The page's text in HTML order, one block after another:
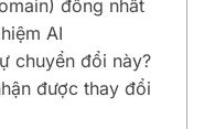
đồng nhất
AI
chuyển đổi này?
được thay đổi